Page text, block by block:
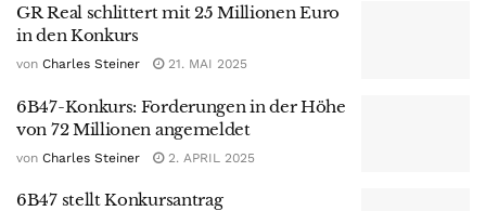
GR Real schlittert mit 25 Millionen Euro
in den Konkurs
von Charles Steiner 21. MAI 2025
6B47-Konkurs: Forderungen in der Höhe
von 72 Millionen angemeldet
von Charles Steiner 2. APRIL 2025
6B47 stellt Konkursantrag